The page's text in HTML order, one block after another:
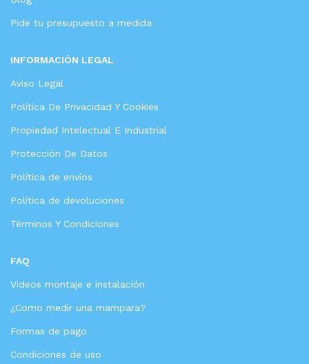
Pide tu presupuesto a medida
INFORMACIÓN LEGAL
Aviso Legal
Política De Privacidad Y Cookies
Propiedad Intelectual E Industrial
Protección De Datos
Política de envíos
Política de devoluciones
Términos Y Condiciones
FAQ
Videos montaje e instalación
¿Como medir una mampara?
Formas de pago
Condiciones de uso